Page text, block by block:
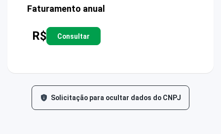
Faturamento anual
R$ Consultar
Solicitação para ocultar dados do CNPJ